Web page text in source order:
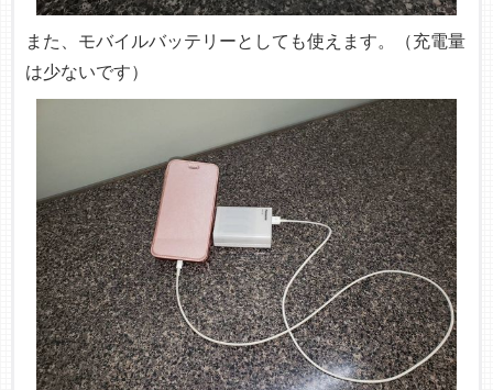
また、モバイルバッテリーとしても使えます。（充電量
は少ないです）